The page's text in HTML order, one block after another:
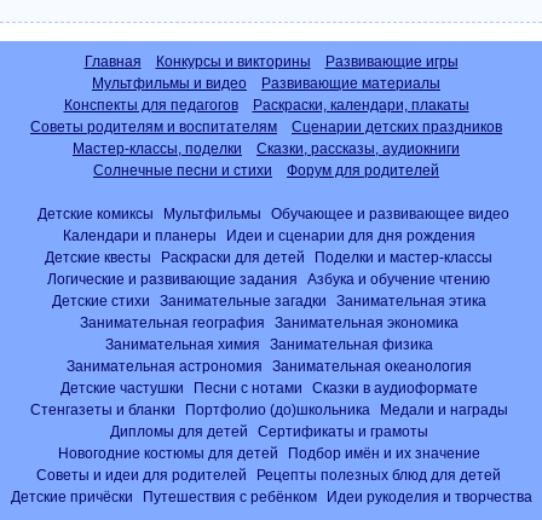
Главная Конкурсы и викторины
Развивающие игры
Мультфильмы и видео
Развивающие материалы
Конспекты для педагогов
Раскраски, календари, плакаты
Советы родителям и воспитателям
Сценарии детских праздников
Мастер-классы, поделки
Сказки, рассказы, аудиокниги
Солнечные песни и стихи
Форум для родителей
Детские комиксы Мультфильмы
Обучающее и развивающее видео
Календари и планеры
Идеи и сценарии для дня рождения
Детские квесты
Раскраски для детей
Поделки и мастер-классы
Логические и развивающие задания
Азбука и обучение чтению
Детские стихи
Занимательные загадки
Занимательная этика
Занимательная география
Занимательная экономика
Занимательная химия
Занимательная физика
Занимательная астрономия
Занимательная океанология
Детские частушки
Песни с нотами
Сказки в аудиоформате
Стенгазеты и бланки
Портфолио (до)школьника
Медали и награды
Дипломы для детей
Сертификаты и грамоты
Новогодние костюмы для детей
Подбор имён и их значение
Советы и идеи для родителей
Рецепты полезных блюд для детей
Детские причёски
Путешествия с ребёнком Идеи рукоделия и творчества